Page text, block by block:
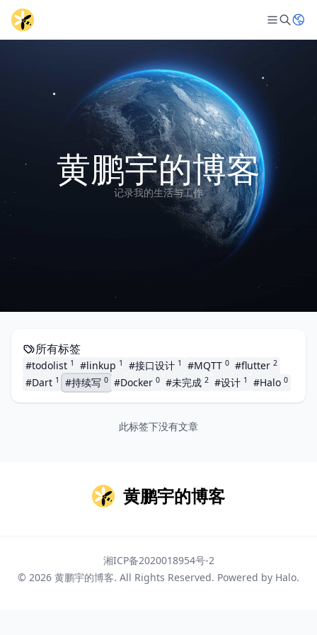
黄鹏宇的博客
记录我的生活与工作
所有标签
#todolist 1 #linkup 1 #接口设计 1 #MQTT 0 #flutter 2
#Dart 1 #持续写 0 #Docker 0 #未完成 2 #设计 1 #Halo 0
此标签下没有文章
黄鹏宇的博客
湘ICP备2020018954号-2
© 2026 黄鹏宇的博客. All Rights Reserved. Powered by Halo.